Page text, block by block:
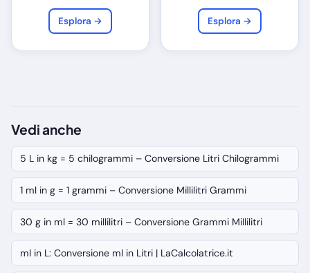
Esplora → Esplora →
Vedi anche
5 L in kg = 5 chilogrammi – Conversione Litri Chilogrammi
1 ml in g = 1 grammi – Conversione Millilitri Grammi
30 g in ml = 30 millilitri – Conversione Grammi Millilitri
ml in L: Conversione ml in Litri | LaCalcolatrice.it